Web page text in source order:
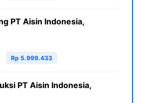
PT Aisin Indonesia,
Rp 5.999.433
PT Aisin Indonesia,